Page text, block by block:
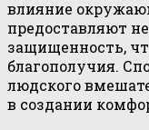
влияние
предоставляют
защищенность,
благополучия.
людского
в создании